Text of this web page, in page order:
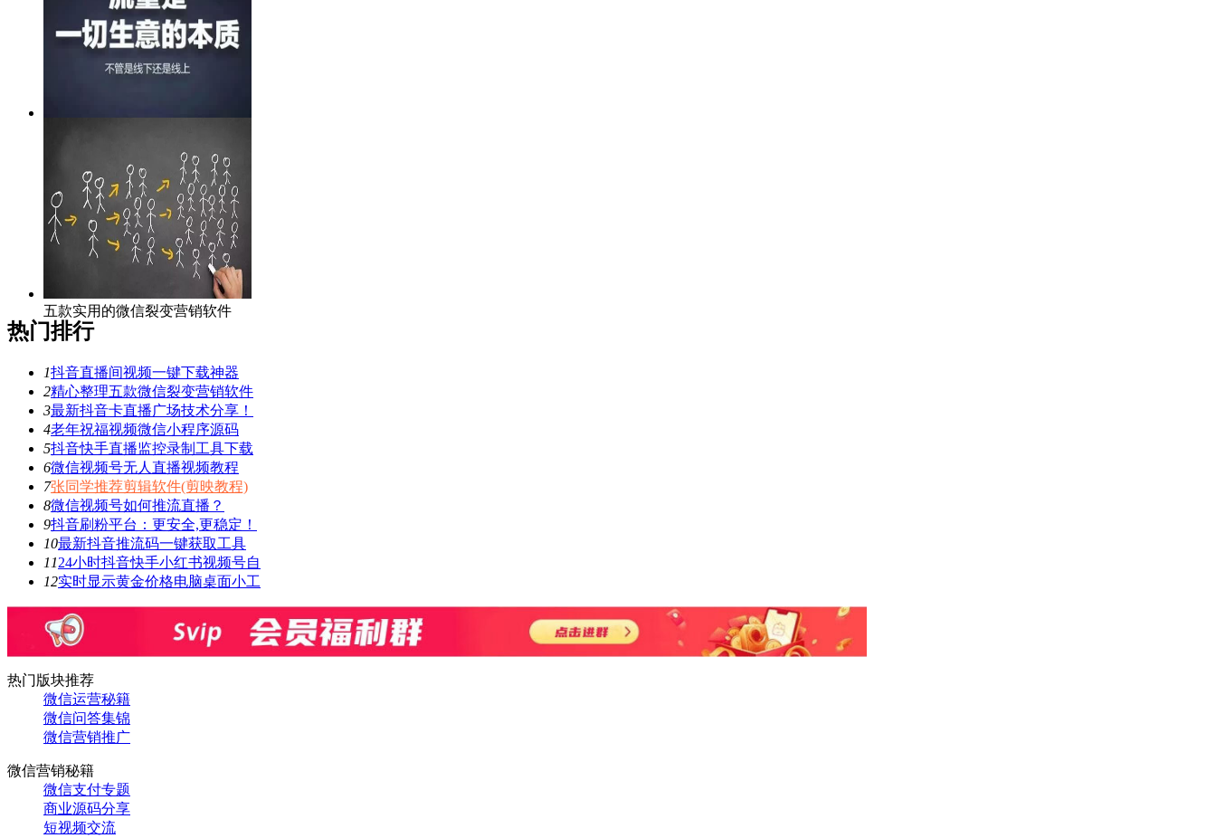
五款实用的微信裂变营销软件
热门排行
1抖音直播间视频一键下载神器
2精心整理五款微信裂变营销软件
3最新抖音卡直播广场技术分享！
4老年祝福视频微信小程序源码
5抖音快手直播监控录制工具下载
6微信视频号无人直播视频教程
7张同学推荐剪辑软件(剪映教程)
8微信视频号如何推流直播？
9抖音刷粉平台：更安全,更稳定！
10最新抖音推流码一键获取工具
1124小时抖音快手小红书视频号自
12实时显示黄金价格电脑桌面小工
热门版块推荐
微信运营秘籍
微信问答集锦
微信营销推广
微信营销秘籍
微信支付专题
商业源码分享
短视频交流